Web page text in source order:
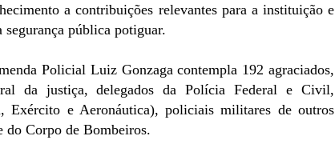
a contribuições relevantes para a instituição e
segurança pública potiguar.
Policial Luiz Gonzaga contempla 192 agraciados,
da justiça, delegados da Polícia Federal e Civil,
Exército e Aeronáutica), policiais militares de outros
do Corpo de Bombeiros.